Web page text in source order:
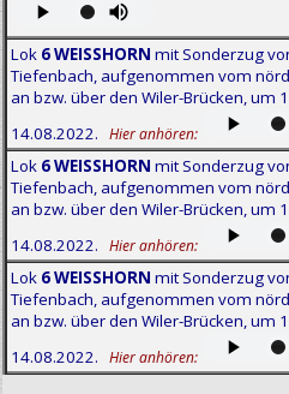
Lok 6 WEISSHORN mit Sonderzug
Tiefenbach, aufgenommen vom
an bzw. über den Wiler-Brücken, um
14.08.2022.
Hier anhören:
Lok 6 WEISSHORN mit Sonderzug
Tiefenbach, aufgenommen vom
an bzw. über den Wiler-Brücken, um
14.08.2022.
Hier anhören:
Lok 6 WEISSHORN mit Sonderzug
Tiefenbach, aufgenommen vom
an bzw. über den Wiler-Brücken, um
14.08.2022.
Hier anhören: